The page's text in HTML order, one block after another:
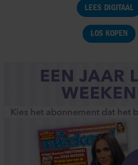
LEES DIGITAAL
LOS KOPEN